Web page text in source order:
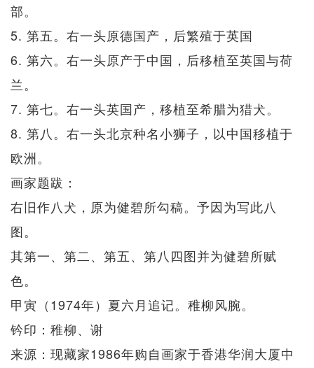
部。
5. 第五。右一头原德国产，后繁殖于英国
6. 第六。右一头原产于中国，后移植至英国与荷
兰。
7. 第七。右一头英国产，移植至希腊为猎犬。
8. 第八。右一头北京种名小狮子，以中国移植于
欧洲。
画家题跋：
右旧作八犬，原为健碧所勾稿。予因为写此八
图。
其第一、第二、第五、第八四图并为健碧所赋
色。
甲寅（1974年）夏六月追记。稚柳风腕。
钤印：稚柳、谢
来源：现藏家1986年购自画家于香港华润大厦中